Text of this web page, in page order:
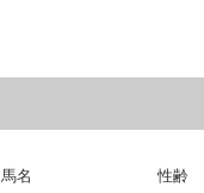
馬名 性齢